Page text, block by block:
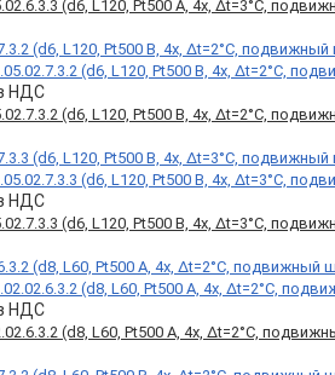
(d6, L120, Pt500 A, 4х, Δt=3°C,
НДС
(d6, L120, Pt500 B, 4х, Δt=2°C,
НДС
(d6, L120, Pt500 B, 4х, Δt=3°C,
НДС
(d8, L60, Pt500 A, 4х, Δt=2°C,